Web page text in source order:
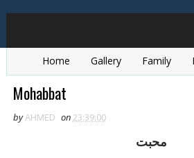
Home Gallery Family
Zarb e Kaleem
Mohabbat
byAHMED on23:39:00
محبت